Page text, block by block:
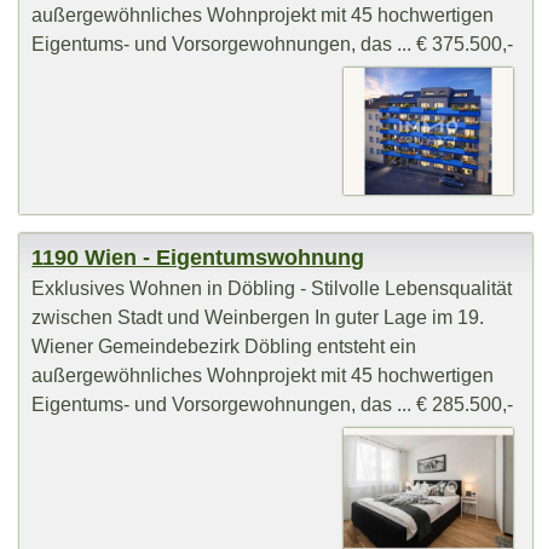
außergewöhnliches Wohnprojekt mit 45 hochwertigen
Eigentums- und Vorsorgewohnungen, das ... € 375.500,-
1190 Wien - Eigentumswohnung
Exklusives Wohnen in Döbling - Stilvolle Lebensqualität
zwischen Stadt und Weinbergen In guter Lage im 19.
Wiener Gemeindebezirk Döbling entsteht ein
außergewöhnliches Wohnprojekt mit 45 hochwertigen
Eigentums- und Vorsorgewohnungen, das ... € 285.500,-